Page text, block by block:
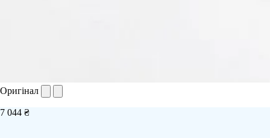
Оригінал
7 044 ₴